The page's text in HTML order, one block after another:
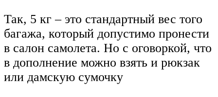
Так, 5 кг – это стандартный вес того
багажа, который допустимо пронести
в салон самолета. Но с оговоркой, что
в дополнение можно взять и рюкзак
или дамскую сумочку